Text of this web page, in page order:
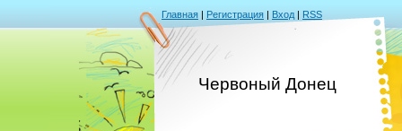
Главная | Регистрация | Вход | RSS
Червоный Донец